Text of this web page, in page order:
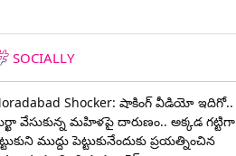
SOCIALLY
Shocker: షాకింగ్ వీడియో ఇదిగో..
వేసుకున్న మహిళపై దారుణం.. అక్కడ గట్టిగా
ముద్దు పెట్టుకునేందుకు ప్రయత్నించిన